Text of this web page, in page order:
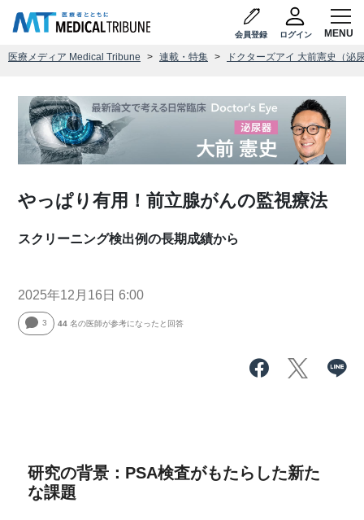
会員登録 ログイン
医療メディア Medical Tribune 連載・特集 ドクターズアイ 大前憲史（泌
やっぱり有用！前立腺がんの監視療法
スクリーニング検出例の長期成績から
2025年12月16日 6:00
3 44 名の医師が参考になったと回答
研究の背景：PSA検査がもたらした新た
な課題